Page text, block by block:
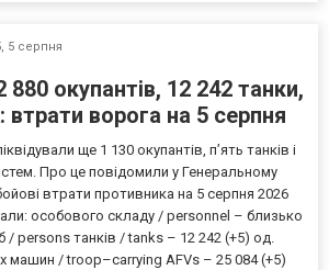
5 серпня
880 окупантів, 12 242 танки,
ворога на 5 серпня
ще 1 130 окупантів, пʼять танків і
Про це повідомили у Генеральному
втрати противника на 5 серпня 2026
особового складу / personnel – близько
/ persons танків / tanks – 12 242 (+5) од.
машин / troop–carrying AFVs – 25 084 (+5)